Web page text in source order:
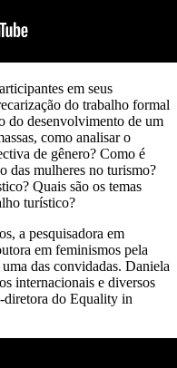
em seus
do trabalho formal
do desenvolvimento de um
como analisar o
de gênero? Como é
das mulheres no turismo?
Quais são os temas
turístico?
a pesquisadora em
em feminismos pela
das convidadas. Daniela
internacionais e diversos
diretora do Equality in